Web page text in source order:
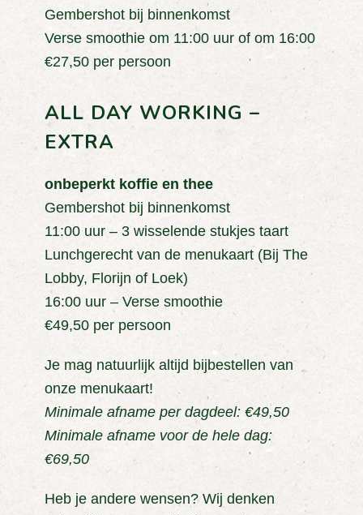
Gembershot bij binnenkomst
Verse smoothie om 11:00 uur of om 16:00
€27,50 per persoon
ALL DAY WORKING –
EXTRA
onbeperkt koffie en thee
Gembershot bij binnenkomst
11:00 uur – 3 wisselende stukjes taart
Lunchgerecht van de menukaart (Bij The
Lobby, Florijn of Loek)
16:00 uur – Verse smoothie
€49,50 per persoon
Je mag natuurlijk altijd bijbestellen van
onze menukaart!
Minimale afname per dagdeel: €49,50
Minimale afname voor de hele dag:
€69,50
Heb je andere wensen? Wij denken